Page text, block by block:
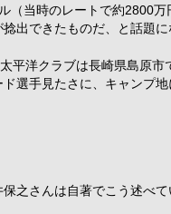
（当時のレートで約2800万
出できたものだ、と話題に
平洋クラブは長崎県島原市
選手見たさに、キャンプ
之さんは自著でこう述べて